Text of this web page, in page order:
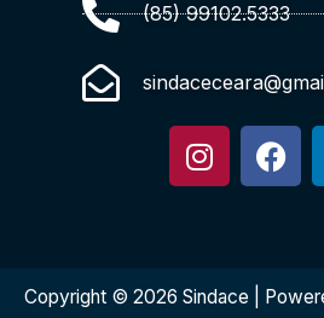
(85) 99102.5333
I
n
g
F
a
o
Copyright © 2026 Sindace |